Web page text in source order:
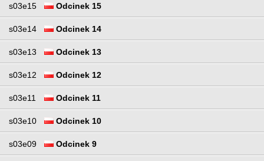
s03e15 Odcinek 15
s03e14 Odcinek 14
s03e13 Odcinek 13
s03e12 Odcinek 12
s03e11 Odcinek 11
s03e10 Odcinek 10
s03e09 Odcinek 9